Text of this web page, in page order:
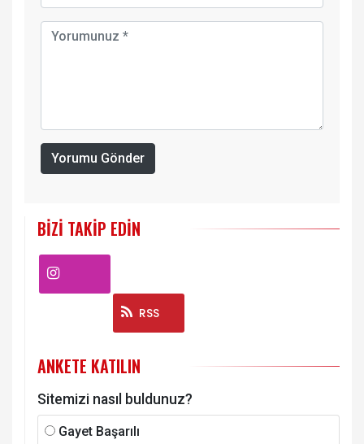
Yorumu Gönder
BIZI TAKIP EDIN
RSS
ANKETE KATILIN
Sitemizi nasıl buldunuz?
Gayet Başarılı